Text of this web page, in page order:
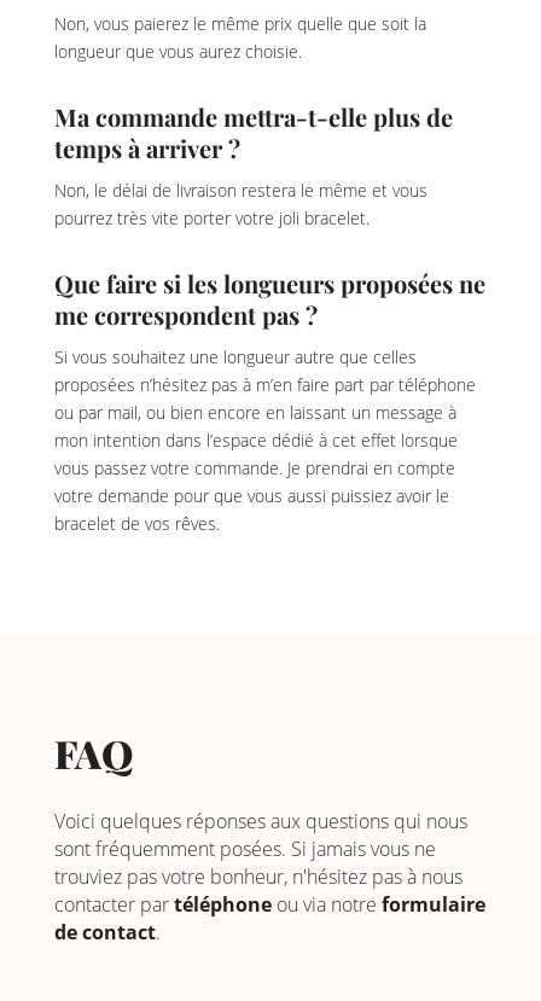
Non, vous paierez le même prix quelle que soit la
longueur que vous aurez choisie.
Ma commande mettra-t-elle plus de
temps à arriver ?
Non, le délai de livraison restera le même et vous
pourrez très vite porter votre joli bracelet.
Que faire si les longueurs proposées ne
me correspondent pas ?
Si vous souhaitez une longueur autre que celles
proposées n’hésitez pas à m’en faire part par téléphone
ou par mail, ou bien encore en laissant un message à
mon intention dans l’espace dédié à cet effet lorsque
vous passez votre commande. Je prendrai en compte
votre demande pour que vous aussi puissiez avoir le
bracelet de vos rêves.
FAQ
Voici quelques réponses aux questions qui nous
sont fréquemment posées. Si jamais vous ne
trouviez pas votre bonheur, n'hésitez pas à nous
contacter partéléphoneou via notre formulaire
de contact.